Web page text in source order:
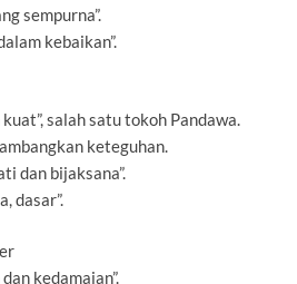
sempurna”.
kebaikan”.
kuat”, salah satu tokoh Pandawa.
keteguhan.
dan bijaksana”.
dasar”.
kedamaian”.